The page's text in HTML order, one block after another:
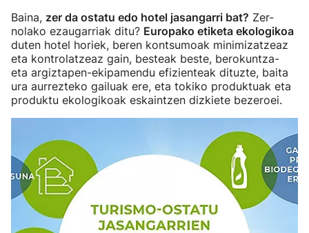
Baina, zer da ostatu edo hotel jasangarri bat? Zer-
nolako ezaugarriak ditu? Europako etiketa ekologikoa
duten hotel horiek, beren kontsumoak minimizatzeaz
eta kontrolatzeaz gain, besteak beste, berokuntza-
eta argiztapen-ekipamendu efizienteak dituzte, baita
ura aurrezteko gailuak ere, eta tokiko produktuak eta
produktu ekologikoak eskaintzen dizkiete bezeroei.